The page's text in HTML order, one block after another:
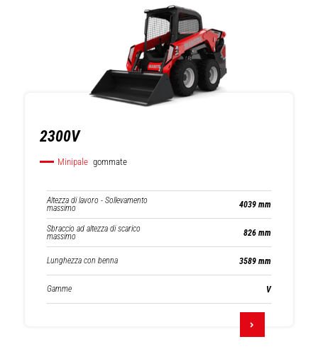
2300V
Minipale gommate
Altezza di lavoro - Sollevamento
massimo 4039 mm
Sbraccio ad altezza di scarico
massimo 826 mm
Lunghezza con benna 3589 mm
Gamme V